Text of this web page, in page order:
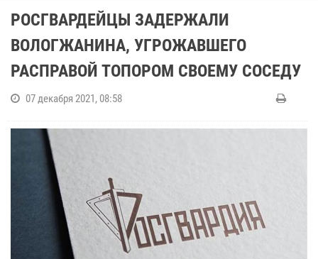
РОСГВАРДЕЙЦЫ ЗАДЕРЖАЛИ
ВОЛОГЖАНИНА, УГРОЖАВШЕГО
РАСПРАВОЙ ТОПОРОМ СВОЕМУ СОСЕДУ
07 декабря 2021, 08:58